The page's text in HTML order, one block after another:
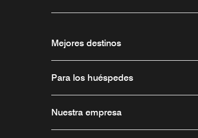
Mejores destinos
Para los huéspedes
Nuestra empresa